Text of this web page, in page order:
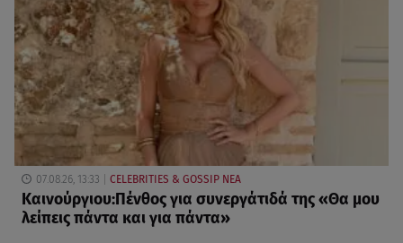
07.08.26, 13:33 CELEBRITIES & GOSSIP ΝΕΑ
Καινούργιου:Πένθος για συνεργάτιδά της «Θα μου
λείπεις πάντα και για πάντα»